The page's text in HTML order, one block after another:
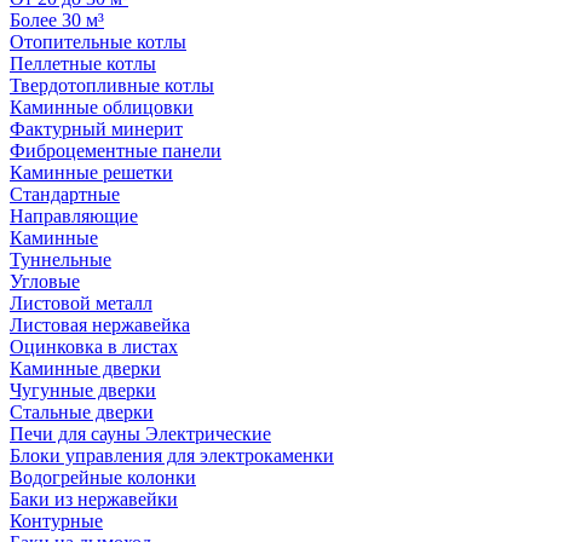
Более 30 м³
Отопительные котлы
Пеллетные котлы
Твердотопливные котлы
Каминные облицовки
Фактурный минерит
Фиброцементные панели
Каминные решетки
Стандартные
Направляющие
Каминные
Туннельные
Угловые
Листовой металл
Листовая нержавейка
Оцинковка в листах
Каминные дверки
Чугунные дверки
Стальные дверки
Печи для сауны Электрические
Блоки управления для электрокаменки
Водогрейные колонки
Баки из нержавейки
Контурные